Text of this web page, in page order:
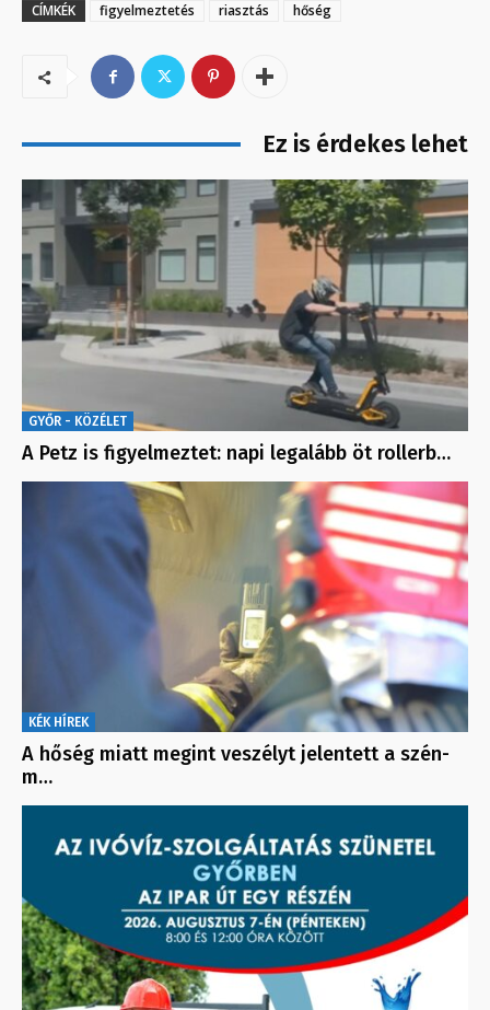
CÍMKÉK figyelmeztetés riasztás hőség
Ez is érdekes lehet
GYŐR - KÖZÉLET
A Petz is figyelmeztet: napi legalább öt rollerb…
KÉK HÍREK
A hőség miatt megint veszélyt jelentett a szén-
m…